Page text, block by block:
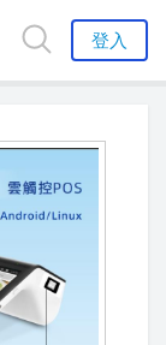
登入